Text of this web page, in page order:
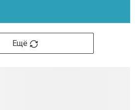
Ещё